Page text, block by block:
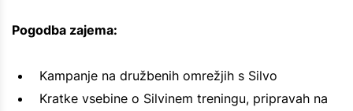
Pogodba zajema:
Kampanje na družbenih omrežjih s Silvo
Kratke vsebine o Silvinem treningu, pripravah na